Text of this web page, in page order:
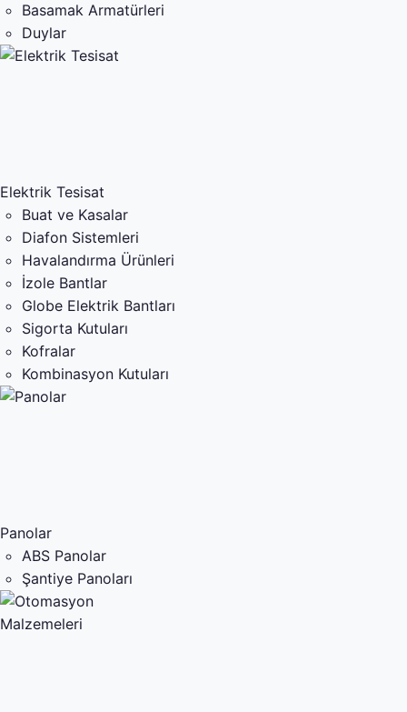
Basamak Armatürleri
Duylar
Elektrik Tesisat
Buat ve Kasalar
Diafon Sistemleri
Havalandırma Ürünleri
İzole Bantlar
Globe Elektrik Bantları
Sigorta Kutuları
Kofralar
Kombinasyon Kutuları
Panolar
ABS Panolar
Şantiye Panoları